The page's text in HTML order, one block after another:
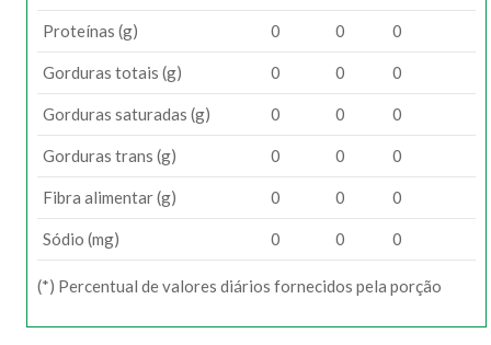
Proteínas (g) 0 0 0
Gorduras totais (g) 0 0 0
Gorduras saturadas (g) 0 0 0
Gorduras trans (g) 0 0 0
Fibra alimentar (g) 0 0 0
Sódio (mg) 0 0 0
(*) Percentual de valores diários fornecidos pela porção